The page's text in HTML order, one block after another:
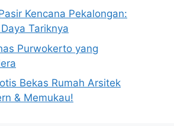
Kencana Pekalongan:
Tariknya
Purwokerto yang
Bekas Rumah Arsitek
& Memukau!